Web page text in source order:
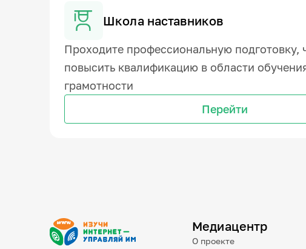
Школа наставников
Проходите профессиональную подготовку,
повысить квалификацию в области
грамотности
Перейти
Медиацентр
О проекте